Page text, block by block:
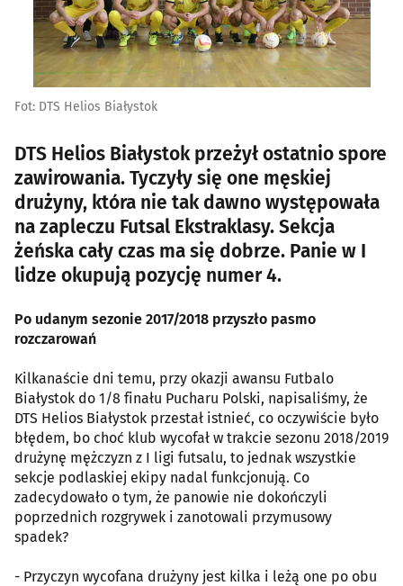
Fot: DTS Helios Białystok
DTS Helios Białystok przeżył ostatnio spore
zawirowania. Tyczyły się one męskiej
drużyny, która nie tak dawno występowała
na zapleczu Futsal Ekstraklasy. Sekcja
żeńska cały czas ma się dobrze. Panie w I
lidze okupują pozycję numer 4.
Po udanym sezonie 2017/2018 przyszło pasmo
rozczarowań
Kilkanaście dni temu, przy okazji awansu Futbalo
Białystok do 1/8 finału Pucharu Polski, napisaliśmy, że
DTS Helios Białystok przestał istnieć, co oczywiście było
błędem, bo choć klub wycofał w trakcie sezonu 2018/2019
drużynę mężczyzn z I ligi futsalu, to jednak wszystkie
sekcje podlaskiej ekipy nadal funkcjonują. Co
zadecydowało o tym, że panowie nie dokończyli
poprzednich rozgrywek i zanotowali przymusowy
spadek?
- Przyczyn wycofana drużyny jest kilka i leżą one po obu